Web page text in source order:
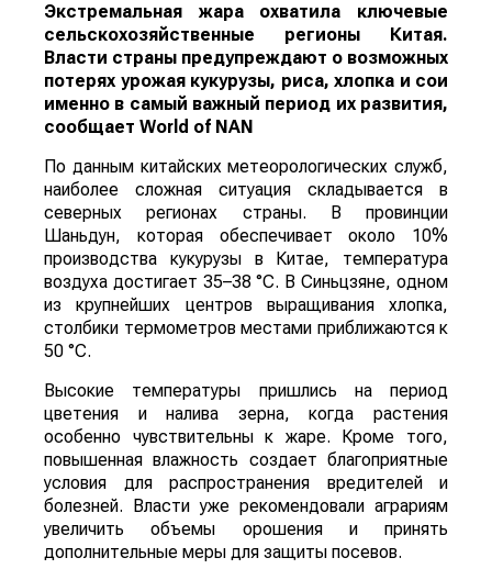
Экстремальная жара охватила ключевые
сельскохозяйственные регионы Китая.
Власти страны предупреждают о возможных
потерях урожая кукурузы, риса, хлопка и сои
именно в самый важный период их развития,
сообщает World of NAN
По данным китайских метеорологических служб,
наиболее сложная ситуация складывается в
северных регионах страны. В провинции
Шаньдун, которая обеспечивает около 10%
производства кукурузы в Китае, температура
воздуха достигает 35–38 °C. В Синьцзяне, одном
из крупнейших центров выращивания хлопка,
столбики термометров местами приближаются к
50 °C.
Высокие температуры пришлись на период
цветения и налива зерна, когда растения
особенно чувствительны к жаре. Кроме того,
повышенная влажность создает благоприятные
условия для распространения вредителей и
болезней. Власти уже рекомендовали аграриям
увеличить объемы орошения и принять
дополнительные меры для защиты посевов.